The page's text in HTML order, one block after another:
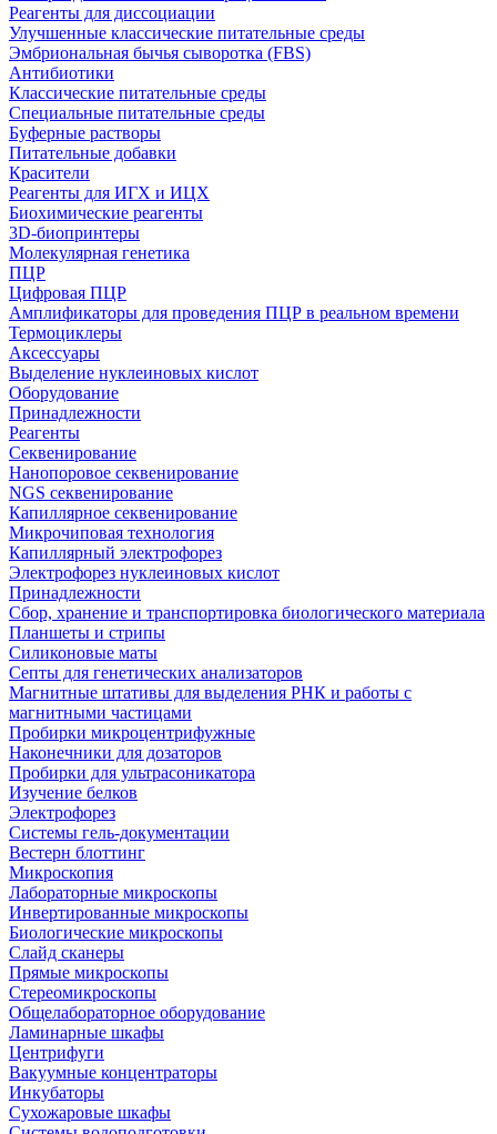
Реагенты для диссоциации
Улучшенные классические питательные среды
Эмбриональная бычья сыворотка (FBS)
Антибиотики
Классические питательные среды
Специальные питательные среды
Буферные растворы
Питательные добавки
Красители
Реагенты для ИГХ и ИЦХ
Биохимические реагенты
3D-биопринтеры
Молекулярная генетика
ПЦР
Цифровая ПЦР
Амплификаторы для проведения ПЦР в реальном времени
Термоциклеры
Аксессуары
Выделение нуклеиновых кислот
Оборудование
Принадлежности
Реагенты
Секвенирование
Нанопоровое секвенирование
NGS секвенирование
Капиллярное секвенирование
Микрочиповая технология
Капиллярный электрофорез
Электрофорез нуклеиновых кислот
Принадлежности
Сбор, хранение и транспортировка биологического материала
Планшеты и стрипы
Силиконовые маты
Септы для генетических анализаторов
Магнитные штативы для выделения РНК и работы с
магнитными частицами
Пробирки микроцентрифужные
Наконечники для дозаторов
Пробирки для ультрасоникатора
Изучение белков
Электрофорез
Системы гель-документации
Вестерн блоттинг
Микроскопия
Лабораторные микроскопы
Инвертированные микроскопы
Биологические микроскопы
Слайд сканеры
Прямые микроскопы
Стереомикроскопы
Общелабораторное оборудование
Ламинарные шкафы
Центрифуги
Вакуумные концентраторы
Инкубаторы
Сухожаровые шкафы